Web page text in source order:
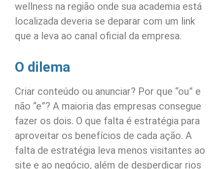
wellness na região onde sua academia está
localizada deveria se deparar com um link
que a leva ao canal oficial da empresa.
O dilema
Criar conteúdo ou anunciar? Por que “ou” e
não “e”? A maioria das empresas consegue
fazer os dois. O que falta é estratégia para
aproveitar os benefícios de cada ação. A
falta de estratégia leva menos visitantes ao
site e ao negócio, além de desperdiçar rios